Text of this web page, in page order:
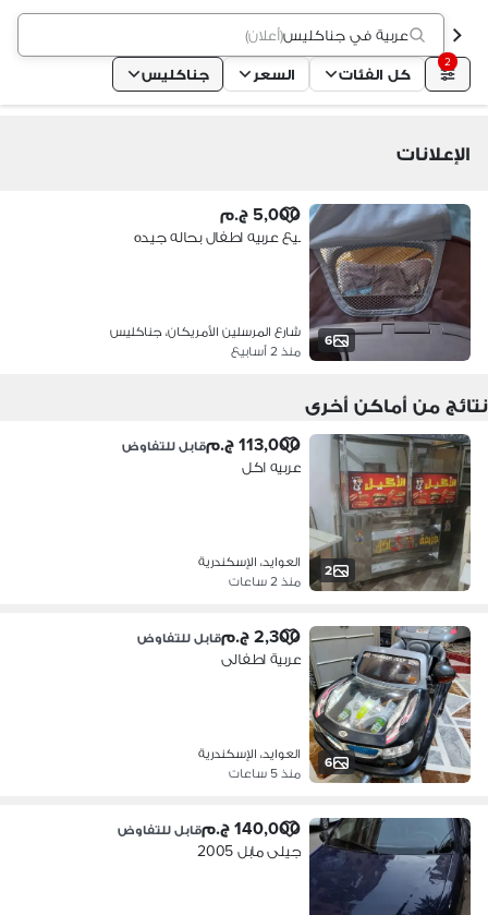
عربية في جناكليس(أعلان)
2
كل الفئات السعر جناكليس
الإعلانات
6
5,000 ج.م
بيع عربيه اطفال بحاله جيده
شارع المرسلين الأمريكان، جناكليس
منذ 2 أسابيع
نتائج من أماكن أخرى
2
113,000 ج.م قابل للتفاوض
عربيه اكل
العوايد، الإسكندرية
منذ 2 ساعات
6
2,300 ج.م قابل للتفاوض
عربية اطفالى
العوايد، الإسكندرية
منذ 5 ساعات
140,000 ج.م قابل للتفاوض
جيلى مابل 2005